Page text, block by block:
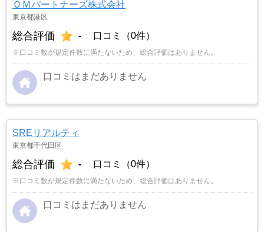
ＯＭパートナーズ株式会社
東京都港区
総合評価 - 口コミ（0件）
※口コミ数が規定件数に満たないため、総合評価はありません。
口コミはまだありません
SREリアルティ
東京都千代田区
総合評価 - 口コミ（0件）
※口コミ数が規定件数に満たないため、総合評価はありません。
口コミはまだありません